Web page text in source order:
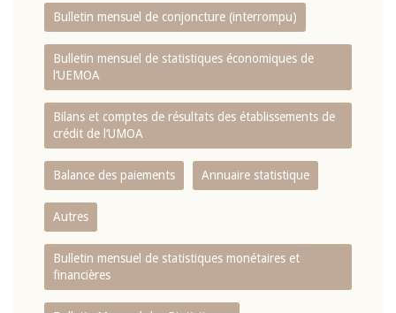
Bulletin mensuel de conjoncture (interrompu)
Bulletin mensuel de statistiques économiques de
l‘UEMOA
Bilans et comptes de résultats des établissements de
crédit de l‘UMOA
Balance des paiements Annuaire statistique
Autres
Bulletin mensuel de statistiques monétaires et
financières